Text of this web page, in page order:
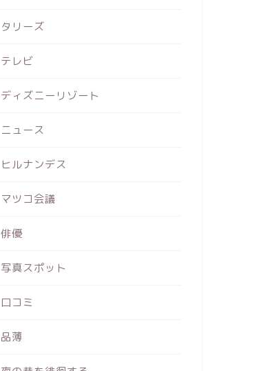
タリーズ
テレビ
ディズニーリゾート
ニュース
ヒルナンデス
マツコ会議
俳優
写真スポット
口コミ
品薄